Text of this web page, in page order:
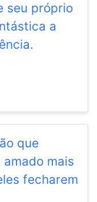
seu próprio
a
que
mais
fecharem